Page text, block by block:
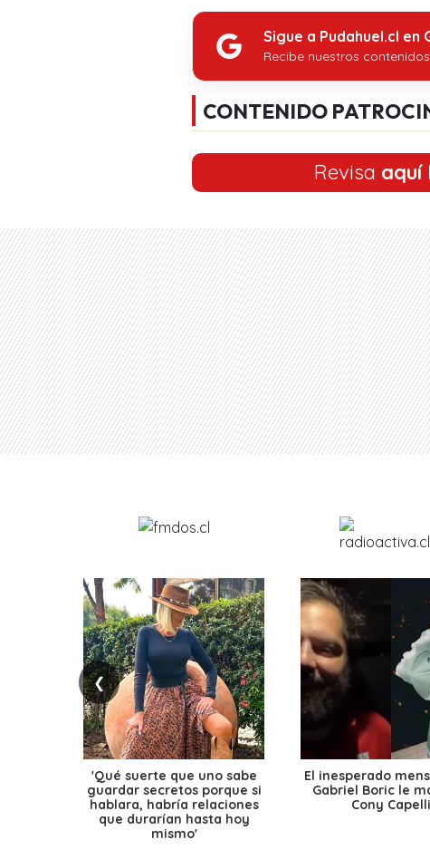
Sigue a Pudahuel.cl en
Recibe nuestros
CONTENIDO
Revisa aquí
❮
'Qué suerte que uno sabe
guardar secretos porque si
hablara, habría relaciones
que durarían hasta hoy
mismo'
El inesperado
Gabriel Boric le
Cony Capelli